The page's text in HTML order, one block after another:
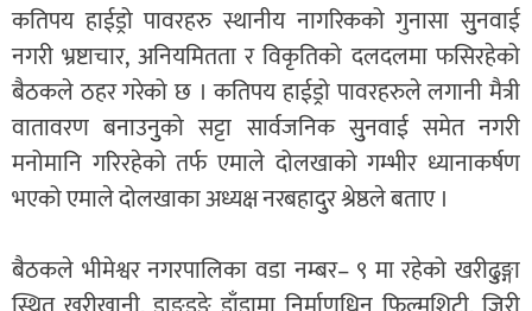
कतिपय हाईड्रो पावरहरु स्थानीय नागरिकको गुनासा सुुनवाई
नगरी भ्रष्टाचार, अनियमितता र विकृतिको दलदलमा फसिरहेको
बैठकले ठहर गरेको छ । कतिपय हाईड्रो पावरहरुले लगानी मैत्री
वातावरण बनाउनुुको सट्टा सार्वजनिक सुुनवाई समेत नगरी
मनोमानि गरिरहेको तर्फ एमाले दोलखाको गम्भीर ध्यानाकर्षण
भएको एमाले दोलखाका अध्यक्ष नरबहादुुर श्रेष्ठले बताए ।
बैठकले भीमेश्वर नगरपालिका वडा नम्बर– ९ मा रहेको खरीढुुङ्गा